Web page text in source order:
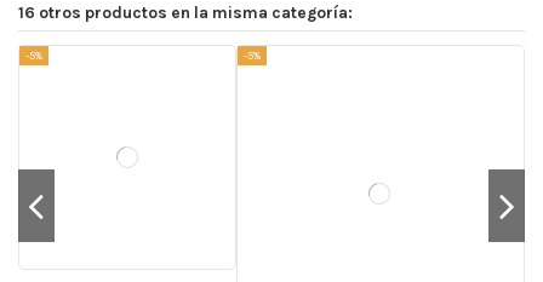
16 otros productos en la misma categoría:
-5% -5%